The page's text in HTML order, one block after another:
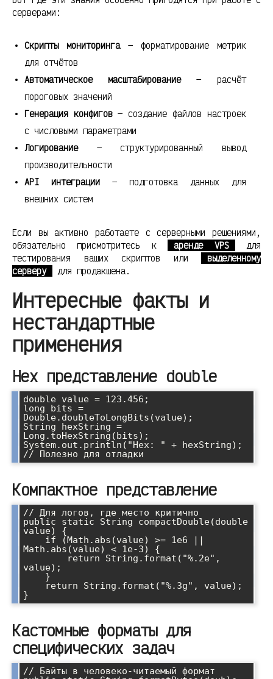
серверами:
Скрипты мониторинга— форматирование метрик
для отчётов
Автоматическое масштабирование— расчёт
пороговых значений
Генерация конфигов— создание файлов настроек
с числовыми параметрами
Логирование— структурированный вывод
производительности
API интеграции— подготовка данных для
внешних систем
Если вы активно работаете с серверными решениями,
обязательно присмотритесь к
аренде VPS
для
тестирования ваших скриптов или
выделенному
серверу
для продакшена.
Интересные факты и
нестандартные
применения
Hex представление double
double value = 123.456;
long bits =
Double.doubleToLongBits(value);
String hexString =
Long.toHexString(bits);
System.out.println("Hex: " + hexString);
Компактное представление
// Для логов, где место критично
public static String compactDouble(double
value) {
Math.abs(value) < 1e-3) {
value);
Кастомные форматы для
специфических задач
// Байты в человеко-читаемый формат